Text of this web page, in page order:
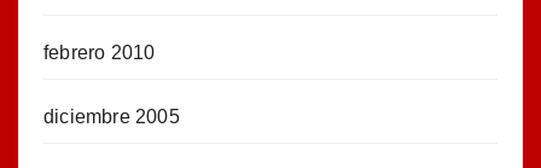
febrero 2010
diciembre 2005